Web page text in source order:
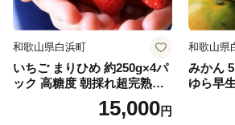
☆奥津温泉
多くの文人にも愛された風情ある山里
美人の湯として、与謝野鉄幹・晶子
や全国からの温泉ファンを引き付け
和歌山県白浜町
いちご まりひめ 約250g×4パ
ック 高糖度 朝採れ超完熟ま
りひめ 1月以降発送分
15,000円
和歌山県
みかん
ゆら早
送 マル